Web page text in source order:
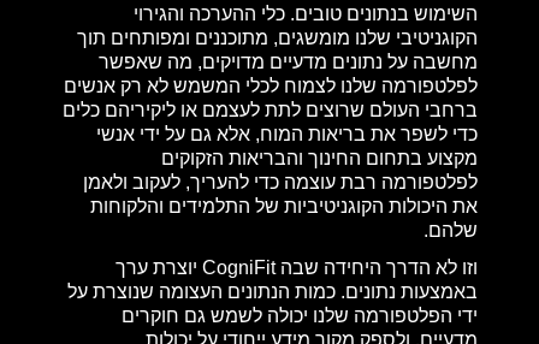
השימוש בנתונים טובים. כלי ההערכה והגירוי
הקוגניטיבי שלנו מומשגים, מתוכננים ומפותחים תוך
מחשבה על נתונים מדעיים מדויקים, מה שאפשר
לפלטפורמה שלנו לצמוח לכלי המשמש לא רק אנשים
ברחבי העולם שרוצים לתת לעצמם או ליקיריהם כלים
כדי לשפר את בריאות המוח, אלא גם על ידי אנשי
מקצוע בתחום החינוך והבריאות הזקוקים
לפלטפורמה רבת עוצמה כדי להעריך, לעקוב ולאמן
את היכולות הקוגניטיביות של התלמידים והלקוחות
שלהם.
וזו לא הדרך היחידה שבה CogniFit יוצרת ערך
באמצעות נתונים. כמות הנתונים העצומה שנוצרת על
ידי הפלטפורמה שלנו יכולה לשמש גם חוקרים
מדעיים, ולספק מקור מידע ייחודי על יכולות